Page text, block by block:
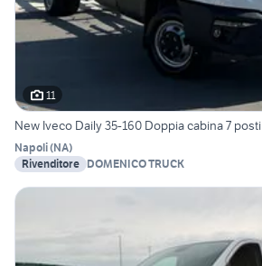
11
New Iveco Daily 35-160 Doppia cabina 7 posti
Napoli(NA)
Rivenditore DOMENICO TRUCK